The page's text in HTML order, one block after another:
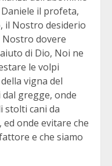
il profeta,
il Nostro desiderio
Nostro dovere
di Dio, Noi ne
le volpi
vigna del
gregge, onde
stolti cani da
onde evitare che
e che siamo